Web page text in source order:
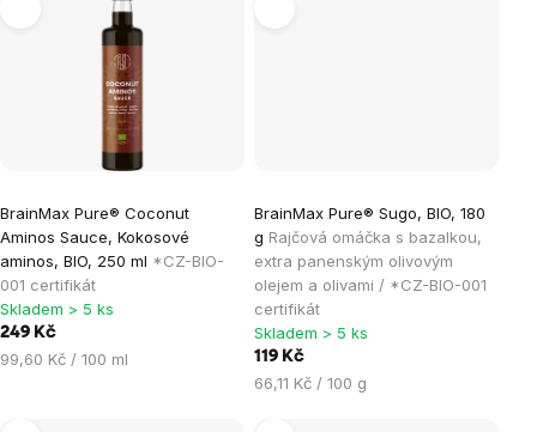
BrainMax Pure® Coconut
Aminos Sauce, Kokosové
aminos, BIO, 250 ml *CZ-BIO-
001 certifikát
Skladem > 5 ks
249 Kč
Měrná
99,60 Kč / 100 ml
BrainMax Pure® Sugo, BIO, 180
g Rajčová omáčka s bazalkou,
extra panenským olivovým
olejem a olivami / *CZ-BIO-001
certifikát
Skladem > 5 ks
119 Kč
Měrná
66,11 Kč / 100 g